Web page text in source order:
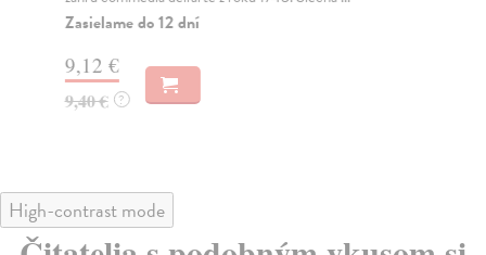
Zasielame do 12 dní
9,12 €
9,40 € ?
High-contrast mode